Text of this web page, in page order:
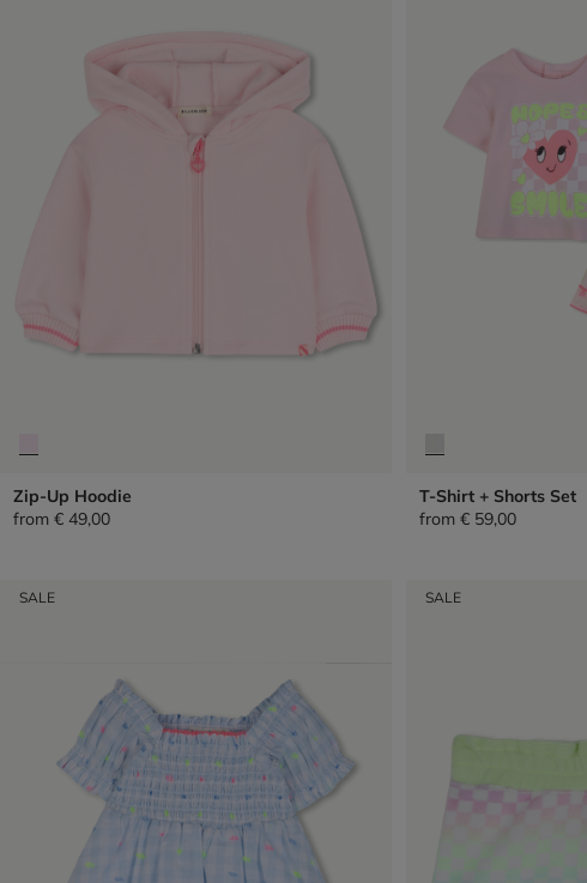
Zip-Up Hoodie
from € 49,00
T-Shirt + Shorts Set
from € 59,00
SALE SALE